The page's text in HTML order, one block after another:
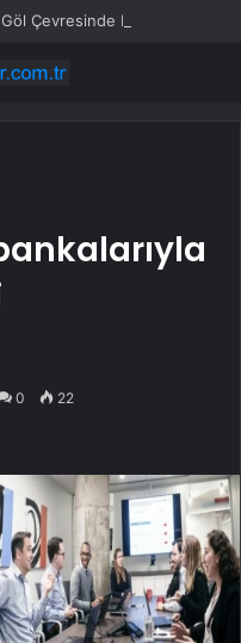
Çevresinde Bulundu
0 22